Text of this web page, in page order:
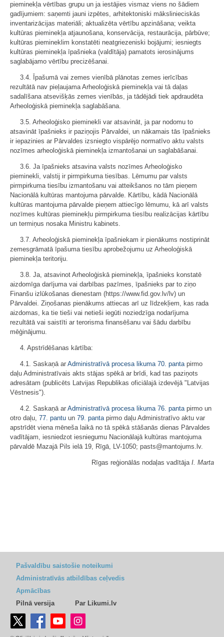
pieminekļa vērtības grupu un ja iestājies vismaz viens no šādiem
gadījumiem: saņemti jauni izpētes, arhitektoniski mākslinieciskās
inventarizācijas materiāli; aktualizēta vērtību apzināšana; veikta
kultūras pieminekļa atjaunošana, konservācija, restaurācija, pārbūve;
kultūras piemineklim konstatēti neatgriezeniski bojājumi; iesniegts
kultūras pieminekļa īpašnieka (valdītāja) pamatots ierosinājums
saglabājamo vērtību precizēšanai.
3.4. Īpašumā vai zemes vienībā plānotas zemes ierīcības
rezultātā nav pieļaujama Arheoloģiskā pieminekļa vai tā daļas
sadalīšana atsevišķās zemes vienībās, ja tādējādi tiek apdraudēta
Arheoloģiskā pieminekļa saglabāšana.
3.5. Arheoloģisko pieminekli var atsavināt, ja par nodomu to
atsavināt īpašnieks ir paziņojis Pārvaldei, un nākamais tās īpašnieks
ir iepazinies ar Pārvaldes izsniegto vispārējo normatīvo aktu valsts
nozīmes arheoloģiskā pieminekļa izmantošanai un saglabāšanai.
3.6. Ja īpašnieks atsavina valsts nozīmes Arheoloģisko
pieminekli, valstij ir pirmpirkuma tiesības. Lēmumu par valsts
pirmpirkuma tiesību izmantošanu vai atteikšanos no tām pieņem
Nacionālā kultūras mantojuma pārvalde. Kārtību, kādā Nacionālā
kultūras mantojuma pārvalde pieņem attiecīgo lēmumu, kā arī valsts
nozīmes kultūras pieminekļu pirmpirkuma tiesību realizācijas kārtību
un termiņus nosaka Ministru kabinets.
3.7. Arheoloģiskā pieminekļa īpašniekam ir pienākums nostiprināt
zemesgrāmatā īpašuma tiesību aprobežojumu uz Arheoloģiskā
pieminekļa teritoriju.
3.8. Ja, atsavinot Arheoloģiskā pieminekļa, īpašnieks konstatē
aizdomīga darījuma vai darbības pazīmes, īpašnieks par to ziņo
Finanšu izlūkošanas dienestam (https://www.fid.gov.lv/lv) un
Pārvaldei. Ziņošanas pienākums attiecas arī uz līdzekļiem, kas rada
aizdomas, ka tie tieši vai netieši iegūti noziedzīga nodarījuma
rezultātā vai saistīti ar terorisma finansēšanu vai šādu darbību
mēģinājumu.
4. Apstrīdēšanas kārtība:
4.1. Saskaņā ar Administratīvā procesa likuma 70. pantapirmo
daļu Administratīvais akts stājas spēkā ar brīdi, kad tas paziņots
adresātam (publicēts Latvijas Republikas oficiālajā izdevējā "Latvijas
Vēstnesis").
4.2. Saskaņā ar Administratīvā procesa likuma 76. pantapirmo un
otro daļu, 77. pantu un 79. pantapirmo daļu Administratīvo aktu var
apstrīdēt viena mēneša laikā no tā spēkā stāšanās dienas Pārvaldes
vadītājam, iesniedzot iesniegumu Nacionālajā kultūras mantojuma
pārvaldē Mazajā Pils ielā 19, Rīgā, LV-1050; pasts@mantojums.lv.
Rīgas reģionālās nodaļas vadītāja I. Marta
Pašvaldību saistošie noteikumi
Administratīvās atbildības ceļvedis
Apmācības
Pilnā versija
Par Likumi.lv